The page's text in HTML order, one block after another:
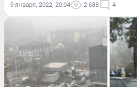
9 января, 2022, 20:04 2 688 4